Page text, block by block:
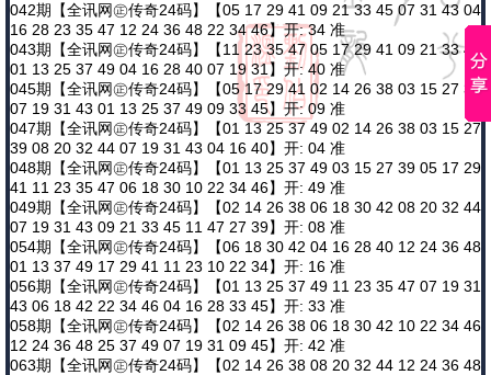
042期【全讯网㊣传奇24码】【05 17 29 41 09 21 33 45 07 31 43 04
16 28 23 35 47 12 24 36 48 22 34 46】开: 34 准
043期【全讯网㊣传奇24码】【11 23 35 47 05 17 29 41 09 21 33 45
01 13 25 37 49 04 16 28 40 07 19 31】开: 40 准
045期【全讯网㊣传奇24码】【05 17 29 41 02 14 26 38 03 15 27 39
07 19 31 43 01 13 25 37 49 09 33 45】开: 09 准
047期【全讯网㊣传奇24码】【01 13 25 37 49 02 14 26 38 03 15 27
39 08 20 32 44 07 19 31 43 04 16 40】开: 04 准
048期【全讯网㊣传奇24码】【01 13 25 37 49 03 15 27 39 05 17 29
41 11 23 35 47 06 18 30 10 22 34 46】开: 49 准
049期【全讯网㊣传奇24码】【02 14 26 38 06 18 30 42 08 20 32 44
07 19 31 43 09 21 33 45 11 47 27 39】开: 08 准
054期【全讯网㊣传奇24码】【06 18 30 42 04 16 28 40 12 24 36 48
01 13 37 49 17 29 41 11 23 10 22 34】开: 16 准
056期【全讯网㊣传奇24码】【01 13 25 37 49 11 23 35 47 07 19 31
43 06 18 42 22 34 46 04 16 28 33 45】开: 33 准
058期【全讯网㊣传奇24码】【02 14 26 38 06 18 30 42 10 22 34 46
12 24 36 48 25 37 49 07 19 31 09 45】开: 42 准
063期【全讯网㊣传奇24码】【02 14 26 38 08 20 32 44 12 24 36 48